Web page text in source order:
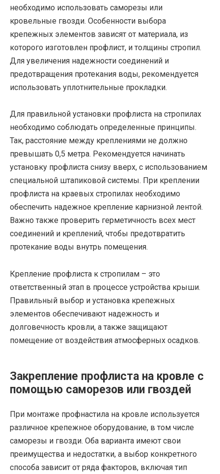
необходимо использовать саморезы или
кровельные гвозди. Особенности выбора
крепежных элементов зависят от материала, из
которого изготовлен профлист, и толщины стропил.
Для увеличения надежности соединений и
предотвращения протекания воды, рекомендуется
использовать уплотнительные прокладки.
Для правильной установки профлиста на стропилах
необходимо соблюдать определенные принципы.
Так, расстояние между креплениями не должно
превышать 0,5 метра. Рекомендуется начинать
установку профлиста снизу вверх, с использованием
специальной штапиковой системы. При креплении
профлиста на краевых стропилах необходимо
обеспечить надежное крепление карнизной лентой.
Важно также проверить герметичность всех мест
соединений и креплений, чтобы предотвратить
протекание воды внутрь помещения.
Крепление профлиста к стропилам – это
ответственный этап в процессе устройства крыши.
Правильный выбор и установка крепежных
элементов обеспечивают надежность и
долговечность кровли, а также защищают
помещение от воздействия атмосферных осадков.
Закрепление профлиста на кровле с
помощью саморезов или гвоздей
При монтаже профнастила на кровле используется
различное крепежное оборудование, в том числе
саморезы и гвозди. Оба варианта имеют свои
преимущества и недостатки, а выбор конкретного
способа зависит от ряда факторов, включая тип